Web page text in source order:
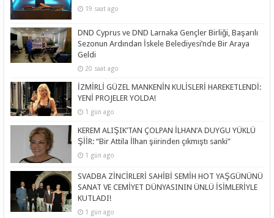
19 saat ago
DND Cyprus ve DND Larnaka Gençler Birliği, Başarılı
Sezonun Ardından İskele Belediyesi’nde Bir Araya
Geldi
20 saat ago
İZMİRLİ GÜZEL MANKENİN KULİSLERİ HAREKETLENDİ:
YENİ PROJELER YOLDA!
1 gün ago
KEREM ALIŞIK’TAN ÇOLPAN İLHAN’A DUYGU YÜKLÜ
ŞİİR: “Bir Attila İlhan şiirinden çıkmıştı sanki”
1 gün ago
SVADBA ZİNCİRLERİ SAHİBİ SEMİH HOT YAŞGÜNÜNÜ
SANAT VE CEMİYET DÜNYASININ ÜNLÜ İSİMLERİYLE
KUTLADI!
1 gün ago